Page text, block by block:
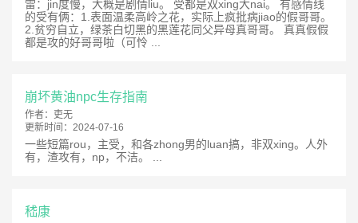
雷：jin度慢，大概是剧情liu。 受都是双xing大nai。 有感情线
的受有俩：1.表面温柔高岭之花，实际上疯批病jiao的假哥哥。
2.贫穷自立，绿茶白切黑的黑莲花同父异母真哥哥。 真真假假
都是攻的好哥哥啦（可怜 ...
崩坏黄油npc生存指南
作者： 吏无
更新时间： 2024-07-16
一些短篇rou，主受，和各zhong男的luan搞，非双xing。人外
有，渣攻有，np，不洁。 ...
嵇康